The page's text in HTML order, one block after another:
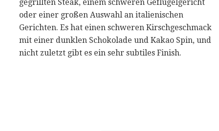
gegrillten Steak, einem schweren Geflügelgericht
oder einer großen Auswahl an italienischen
Gerichten. Es hat einen schweren Kirschgeschmack
mit einer dunklen Schokolade und Kakao Spin, und
nicht zuletzt gibt es ein sehr subtiles Finish.